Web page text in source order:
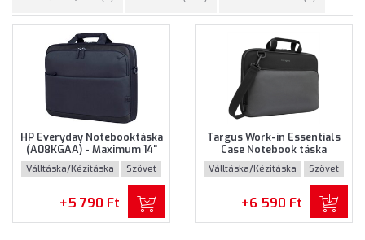
HP Everyday Notebooktáska
(A08KGAA) - Maximum 14"
méretű notebookokhoz
Válltáska/Kézitáska Szövet
+5 790 Ft
Targus Work-in Essentials
Case Notebook táska
(TED007GL) - Maximum 14.0"
méretű notebokhoz -
Fekete-szürke színben
Válltáska/Kézitáska Szövet
+6 590 Ft